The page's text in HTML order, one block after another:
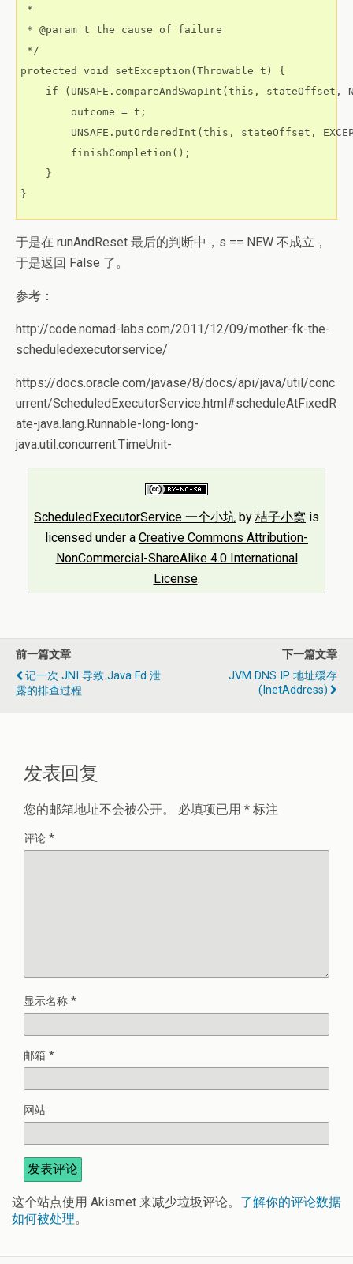
*
* @param t the cause of failure
*/
protected void setException(Throwable t) {
if (UNSAFE.compareAndSwapInt(this, stateOffset,
        outcome = t;
UNSAFE.putOrderedInt(this, stateOffset,
        finishCompletion();
    }
}
于是在 runAndReset 最后的判断中，s == NEW 不成立，
于是返回 False 了。
参考：
http://code.nomad-labs.com/2011/12/09/mother-fk-the-
scheduledexecutorservice/
https://docs.oracle.com/javase/8/docs/api/java/util/conc
urrent/ScheduledExecutorService.html#scheduleAtFixedR
ate-java.lang.Runnable-long-long-
java.util.concurrent.TimeUnit-
ScheduledExecutorService 一个小坑 by 桔子小窝 is
licensed under a Creative Commons Attribution-
NonCommercial-ShareAlike 4.0 International
License.
前一篇文章
记一次 JNI 导致 Java Fd 泄
露的排查过程
下一篇文章
JVM DNS IP 地址缓存
(InetAddress)
发表回复
您的邮箱地址不会被公开。 必填项已用 * 标注
评论 *
显示名称 *
邮箱 *
网站
这个站点使用 Akismet 来减少垃圾评论。 了解你的评论数据
如何被处理。